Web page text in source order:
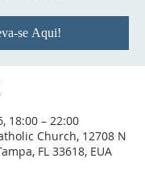
se Aqui!
18:00 – 22:00
Church, 12708 N
FL 33618, EUA